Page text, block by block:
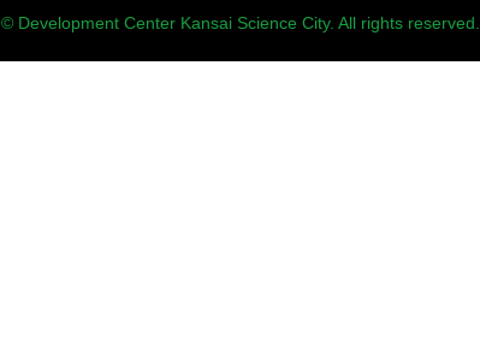
© Development Center Kansai Science City. All rights reserved.